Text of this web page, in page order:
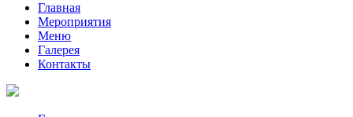
Главная
Мероприятия
Меню
Галерея
Контакты